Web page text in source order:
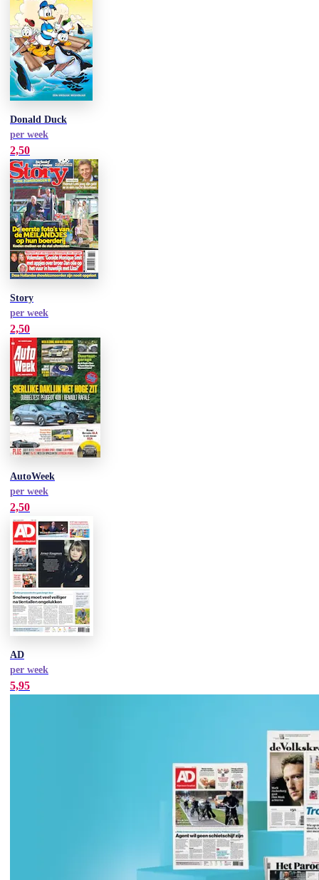
Donald Duck
per week
2,50
Story
per week
2,50
AutoWeek
per week
2,50
AD
per week
5,95